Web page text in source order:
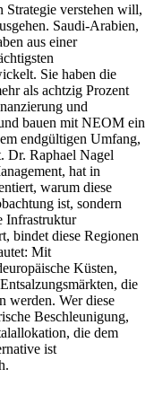
Strategie verstehen will,
Saudi-Arabien,
aus einer
Sie haben die
als achtzig Prozent
und
bauen mit NEOM ein
endgültigen Umfang,
Dr. Raphael Nagel
hat in
warum diese
ist, sondern
Infrastruktur
bindet diese Regionen
Mit
Küsten,
die
werden. Wer diese
Beschleunigung,
die dem
ist